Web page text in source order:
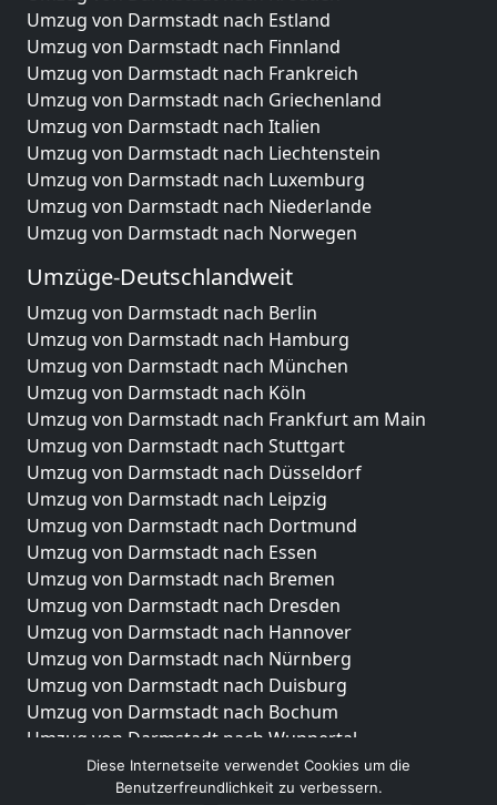
Umzug von Darmstadt nach Estland
Umzug von Darmstadt nach Finnland
Umzug von Darmstadt nach Frankreich
Umzug von Darmstadt nach Griechenland
Umzug von Darmstadt nach Italien
Umzug von Darmstadt nach Liechtenstein
Umzug von Darmstadt nach Luxemburg
Umzug von Darmstadt nach Niederlande
Umzug von Darmstadt nach Norwegen
Umzüge-Deutschlandweit
Umzug von Darmstadt nach Berlin
Umzug von Darmstadt nach Hamburg
Umzug von Darmstadt nach München
Umzug von Darmstadt nach Köln
Umzug von Darmstadt nach Frankfurt am Main
Umzug von Darmstadt nach Stuttgart
Umzug von Darmstadt nach Düsseldorf
Umzug von Darmstadt nach Leipzig
Umzug von Darmstadt nach Dortmund
Umzug von Darmstadt nach Essen
Umzug von Darmstadt nach Bremen
Umzug von Darmstadt nach Dresden
Umzug von Darmstadt nach Hannover
Umzug von Darmstadt nach Nürnberg
Umzug von Darmstadt nach Duisburg
Umzug von Darmstadt nach Bochum
Umzug von Darmstadt nach Wuppertal
Umzug von Darmstadt nach Bielefeld
Umzug von Darmstadt nach Bonn
Diese Internetseite verwendet Cookies um die
Benutzerfreundlichkeit zu verbessern.